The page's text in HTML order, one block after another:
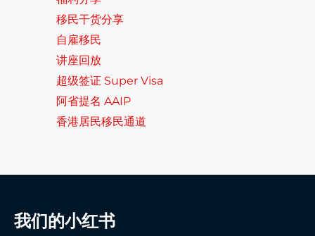
移民干货分享
自雇移民
讲座回放
超级签证 Super Visa
阿省提名 AAIP
香港居民移民通道
我们的小红书